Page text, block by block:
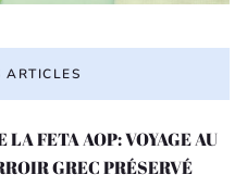
ARTICLES
LA FETA AOP: VOYAGE AU
GREC PRÉSERVÉ